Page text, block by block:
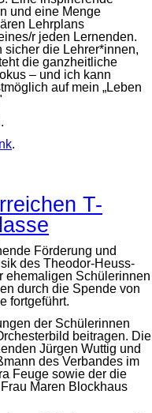
und eine Menge
Lehrplans
r jeden Lernenden.
sicher die Lehrer*innen,
die ganzheitliche
– und ich kann
auf mein „Leben
.
T-
Förderung und
des Theodor-Heuss-
ehemaligen Schülerinnen
durch die Spende von
fortgeführt.
der Schülerinnen
beitragen. Die
Jürgen Wuttig und
des Verbandes im
Feuge sowie der die
Maren Blockhaus